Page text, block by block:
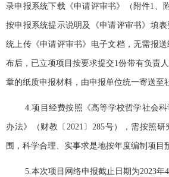
录申报系统下载《申请评审书》（附件1 、
按申报系统提示说明及《申请评审书》填
统上传《申请评审书》电子文档，无需报
布后，已立项项目按要求提交1份带有负责
章的纸质申报材料，由申报单位统一寄送至
4.项目经费按照《高等学校哲学社会
办法》（财教〔 2021 〕285号），需按照研
围，科学合理、实事求是地按年度编制项目
5.本次项目网络申报截止日期为2023年4